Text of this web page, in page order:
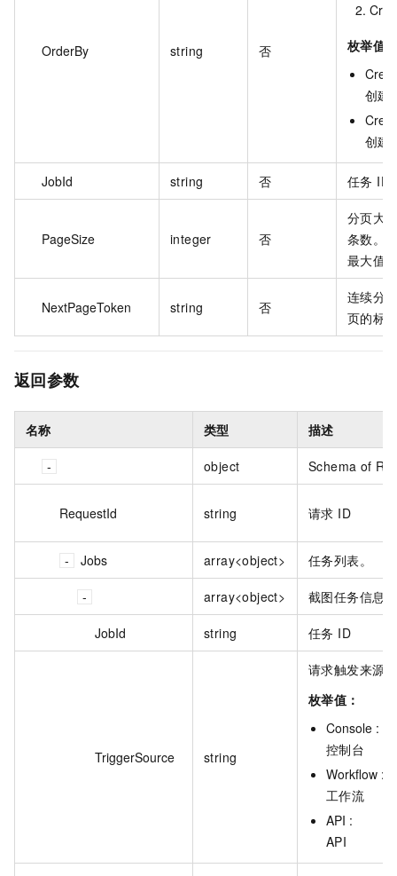
OrderBy string 否
枚举值
创建
创建
JobId string 否 任务 ID
PageSize integer 否
分页大
条数。
最大值
NextPageToken string 否
连续分
页的标
返回参数
名称 类型 描述
object Schema of
RequestId string 请求 ID
Jobs array<object> 任务列表。
array<object> 截图任务信息。
JobId string 任务 ID
TriggerSource string
请求触发来源
枚举值：
Console :
控制台
Workflow :
工作流
API :
API